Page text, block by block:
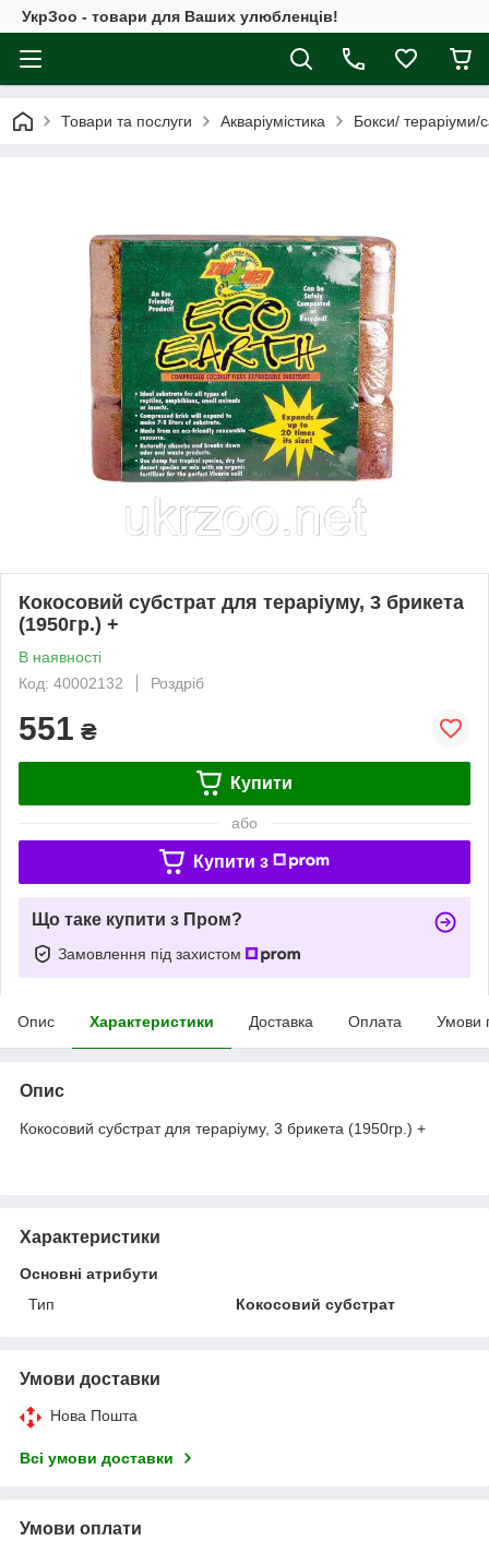
УкрЗоо - товари для Ваших улюбленців!
Товари та послуги Акваріумістика Бокси/ тераріуми/
Кокосовий субстрат для тераріуму, 3 брикета
(1950гр.) +
В наявності
Код: 40002132
Роздріб
551 ₴
Купити
або
Купити з
Що таке купити з Пром?
Замовлення під захистом
Опис Характеристики Доставка Оплата Умови
Опис
Кокосовий субстрат для тераріуму, 3 брикета (1950гр.) +
Характеристики
Основні атрибути
Тип
Кокосовий субстрат
Умови доставки
Нова Пошта
Всі умови доставки
Умови оплати